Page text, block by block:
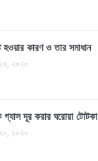
হওয়ার কারণ ও তার সমাধান
২০২০
গ্যাস দূর করার ঘরোয়া টোটকা
২০২০